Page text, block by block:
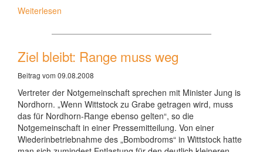
Weiterlesen
Ziel bleibt: Range muss weg
Beitrag vom 09.08.2008
Vertreter der Notgemeinschaft sprechen mit Minister Jung is
Nordhorn. „Wenn Wittstock zu Grabe getragen wird, muss
das für Nordhorn-Range ebenso gelten“, so die
Notgemeinschaft in einer Pressemitteilung. Von einer
Wiederinbetriebnahme des „Bombodroms“ in Wittstock hatte